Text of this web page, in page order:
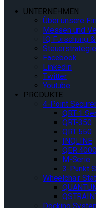
UNTERNEHMEN
Über unsere
Messen und
IQ Forschung
Steuerstrategie
Facebook
Linkedin
Twitter
Youtube
PRODUKTE
4-Point
QRT-1
QRT-350
QRT-550
INQLINE
QER 4000
M-Serie
3-Punkt
Wheelchair
Docking